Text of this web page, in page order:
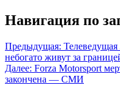
Навигация по
Предыдущая:
небогато живут за
Далее: Forza Motorsport
закончена — СМИ